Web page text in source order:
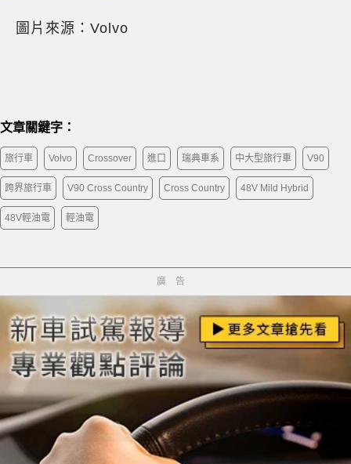
圖片來源：Volvo
文章關鍵字：
旅行車 Volvo Crossover 進口 瑞典車系 中大型旅行車 V90
跨界旅行車 V90 Cross Country Cross Country 48V Mild Hybrid
48V輕油電 輕油電
廣告